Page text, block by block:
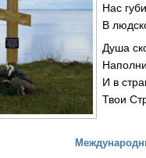
Нас
В
Душа
И в
Твои